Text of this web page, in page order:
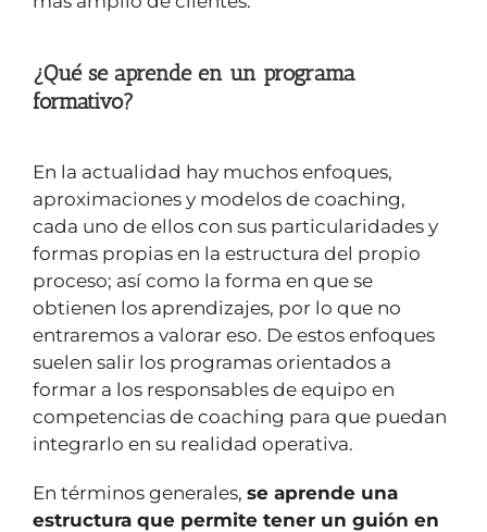
¿Qué se aprende en un programa
formativo?
En la actualidad hay muchos enfoques,
aproximaciones y modelos de coaching,
cada uno de ellos con sus particularidades y
formas propias en la estructura del propio
proceso; así como la forma en que se
obtienen los aprendizajes, por lo que no
entraremos a valorar eso. De estos enfoques
suelen salir los programas orientados a
formar a los responsables de equipo en
competencias de coaching para que puedan
integrarlo en su realidad operativa.
En términos generales, se aprende una
estructura que permite tener un guión en